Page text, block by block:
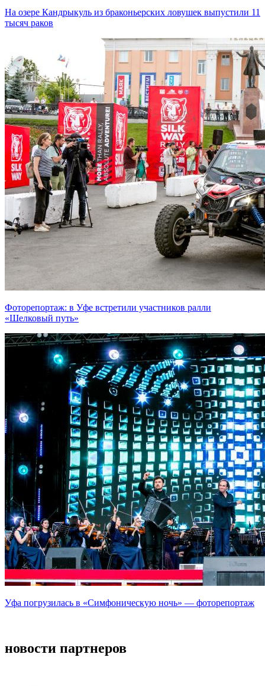
На озере Кандрыкуль из браконьерских ловушек выпустили 11
тысяч раков
Фоторепортаж: в Уфе встретили участников ралли
«Шелковый путь»
Уфа погрузилась в «Симфоническую ночь» — фоторепортаж
новости партнеров